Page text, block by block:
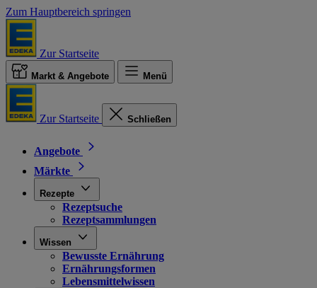
Zum Hauptbereich springen
Zur Startseite
Markt & Angebote Menü
Zur Startseite Schließen
Angebote
Märkte
Rezepte
Rezeptsuche
Rezeptsammlungen
Wissen
Bewusste Ernährung
Ernährungsformen
Lebensmittelwissen